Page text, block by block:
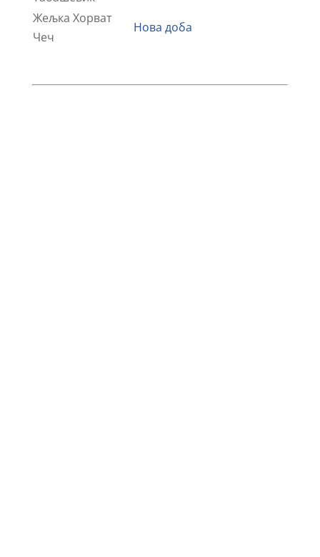
Жељка Хорват
Чеч
Нова доба